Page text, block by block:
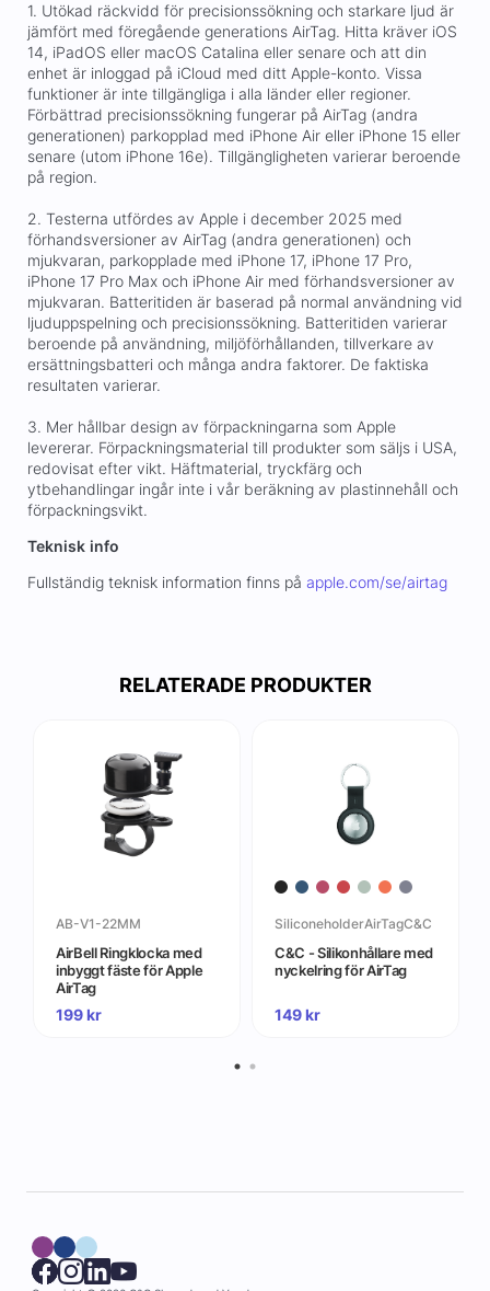
1. Utökad räckvidd för precisionssökning och starkare ljud är
jämfört med föregående generations AirTag. Hitta kräver iOS
14, iPadOS eller macOS Catalina eller senare och att din
enhet är inloggad på iCloud med ditt Apple-konto. Vissa
funktioner är inte tillgängliga i alla länder eller regioner.
Förbättrad precisionssökning fungerar på AirTag (andra
generationen) parkopplad med iPhone Air eller iPhone 15 eller
senare (utom iPhone 16e). Tillgängligheten varierar beroende
på region.
2. Testerna utfördes av Apple i december 2025 med
förhandsversioner av AirTag (andra generationen) och
mjukvaran, parkopplade med iPhone 17, iPhone 17 Pro,
iPhone 17 Pro Max och iPhone Air med förhandsversioner av
mjukvaran. Batteritiden är baserad på normal användning vid
ljuduppspelning och precisionssökning. Batteritiden varierar
beroende på användning, miljöförhållanden, tillverkare av
ersättningsbatteri och många andra faktorer. De faktiska
resultaten varierar.
3. Mer hållbar design av förpackningarna som Apple
levererar. Förpackningsmaterial till produkter som säljs i USA,
redovisat efter vikt. Häftmaterial, tryckfärg och
ytbehandlingar ingår inte i vår beräkning av plastinnehåll och
förpackningsvikt.
Teknisk info
Fullständig teknisk information finns på apple.com/se/airtag
RELATERADE PRODUKTER
AB-V1-22MM
AirBell Ringklocka med
inbyggt fäste för Apple
AirTag
199kr
SiliconeholderAirTagC&C
C&C - Silikonhållare med
nyckelring för AirTag
149kr